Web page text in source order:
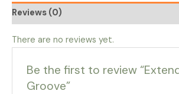
Reviews (0)
There are no reviews yet.
Be the first to review
Groove”